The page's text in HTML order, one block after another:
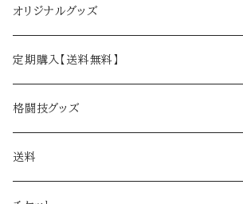
オリジナルグッズ
定期購入【送料無料】
格闘技グッズ
送料